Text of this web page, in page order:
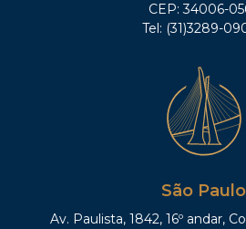
CEP: 34006-
Tel: (31)3289-
São Paulo
Av. Paulista, 1842, 16º andar,